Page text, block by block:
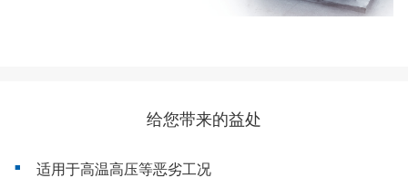
给您带来的益处
适用于高温高压等恶劣工况